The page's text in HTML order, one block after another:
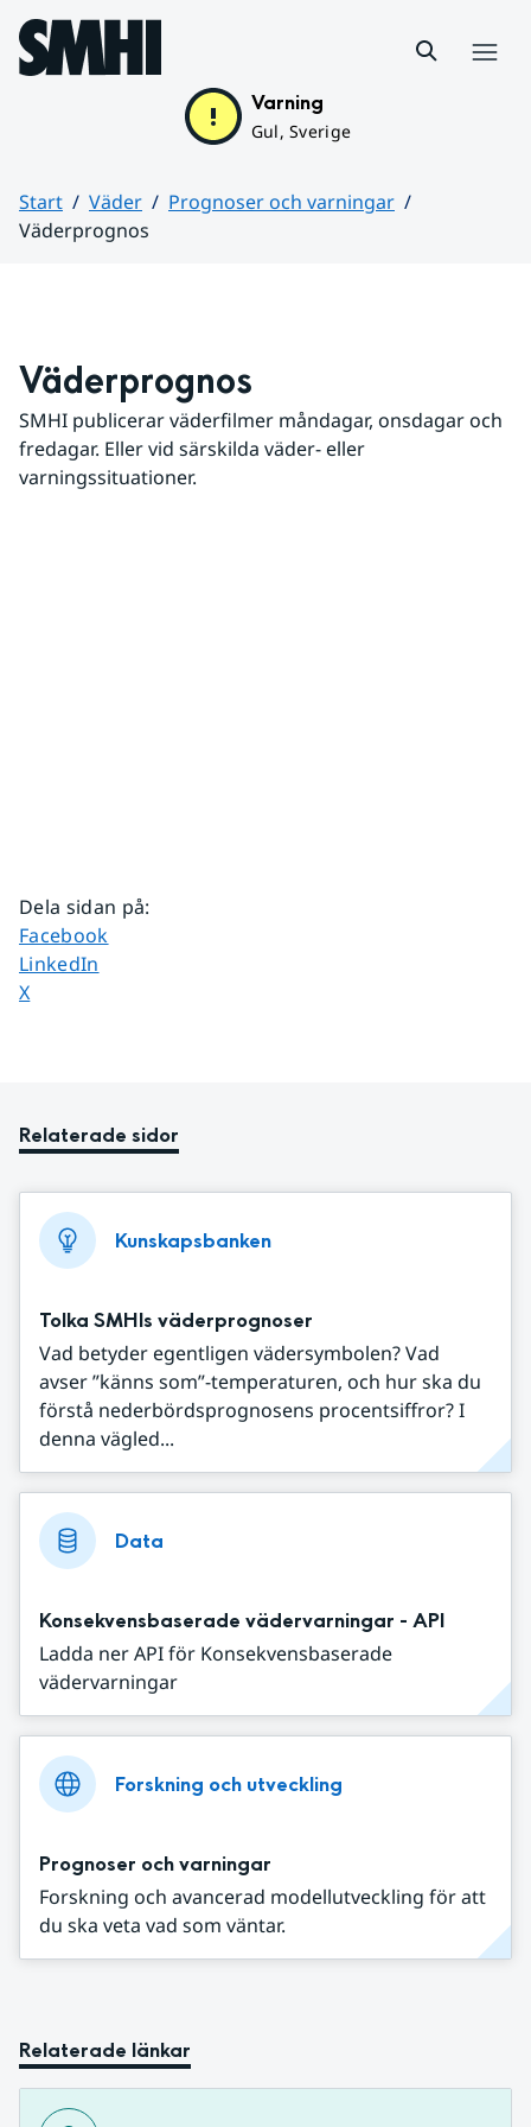
Hoppa till sidans innehåll
Varning
Gul, Sverige
Start Väder
Prognoser och varningar
Väderprognos
Väderprognos
SMHI publicerar väderfilmer måndagar, onsdagar och
fredagar. Eller vid särskilda väder- eller
varningssituationer.
Dela sidan på:
Dela sidan på
Facebook
Dela sidan på
LinkedIn
Dela sidan på
X
Relaterade sidor
Kunskapsbanken
Tolka SMHIs väderprognoser
Vad betyder egentligen vädersymbolen? Vad
avser ”känns som”-temperaturen, och hur ska du
förstå nederbördsprognosens procentsiffror? I
denna vägled...
Data
Konsekvensbaserade vädervarningar - API
Ladda ner API för Konsekvensbaserade
vädervarningar
Forskning och utveckling
Prognoser och varningar
Forskning och avancerad modellutveckling för att
du ska veta vad som väntar.
Relaterade länkar